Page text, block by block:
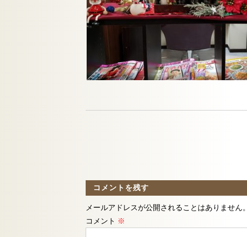
コメントを残す
メールアドレスが公開されることはありません。
コメント ※